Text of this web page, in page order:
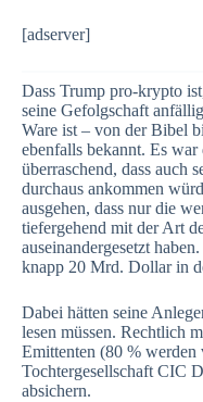
[adserver]
Dass Trump pro-krypto
seine Gefolgschaft
Ware ist – von der Bibel
ebenfalls bekannt. Es
überraschend, dass auch
durchaus ankommen
ausgehen, dass nur die
tiefergehend mit der Art
auseinandergesetzt
knapp 20 Mrd. Dollar in
Dabei hätten seine
lesen müssen. Rechtlich
Emittenten (80 %
Tochtergesellschaft CIC
absichern.